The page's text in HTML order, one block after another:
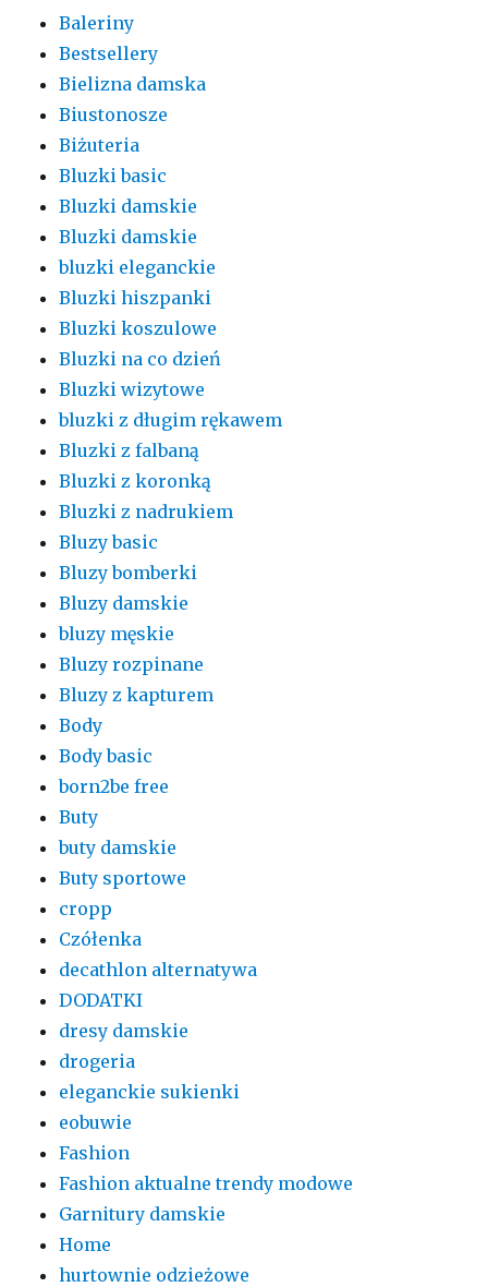
Baleriny
Bestsellery
Bielizna damska
Biustonosze
Biżuteria
Bluzki basic
Bluzki damskie
Bluzki damskie
bluzki eleganckie
Bluzki hiszpanki
Bluzki koszulowe
Bluzki na co dzień
Bluzki wizytowe
bluzki z długim rękawem
Bluzki z falbaną
Bluzki z koronką
Bluzki z nadrukiem
Bluzy basic
Bluzy bomberki
Bluzy damskie
bluzy męskie
Bluzy rozpinane
Bluzy z kapturem
Body
Body basic
born2be free
Buty
buty damskie
Buty sportowe
cropp
Czółenka
decathlon alternatywa
DODATKI
dresy damskie
drogeria
eleganckie sukienki
eobuwie
Fashion
Fashion aktualne trendy modowe
Garnitury damskie
Home
hurtownie odzieżowe